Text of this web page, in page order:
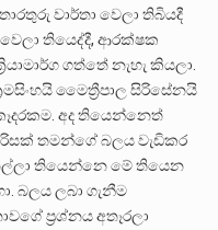
වාර්තා වෙලා තිබියදී
තියෙද්දී, ආරක්ෂක
ගත්තේ නැහැ කියලා.
මෛත්‍රීපාල සිරිසේනයි
අද තියෙන්නෙත්
තමන්ගේ බලය වැඩිකර
තියෙන්නෙ මේ තියෙන
බලය ලබා ගැනීම
ප්‍රශ්නය අතෑරලා